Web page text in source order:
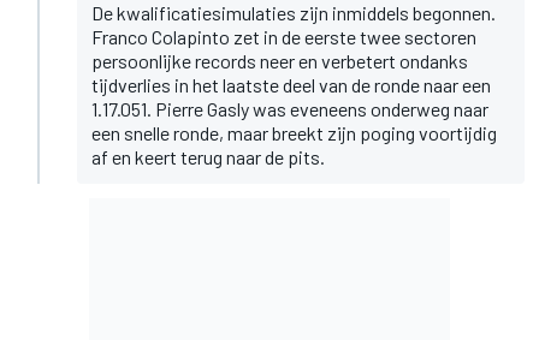
De kwalificatiesimulaties zijn inmiddels begonnen.
Franco Colapinto zet in de eerste twee sectoren
persoonlijke records neer en verbetert ondanks
tijdverlies in het laatste deel van de ronde naar een
1.17.051. Pierre Gasly was eveneens onderweg naar
een snelle ronde, maar breekt zijn poging voortijdig
af en keert terug naar de pits.